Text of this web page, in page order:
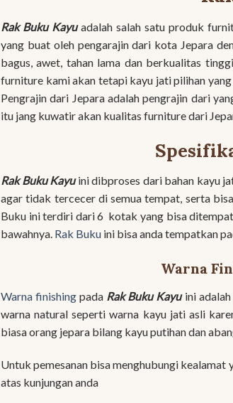
Rak Buku Kayuadalah salah satu produk
yang buat oleh pengarajin dari kota Jepara
bagus, awet, tahan lama dan berkualitas
furniture kami akan tetapi kayu jati pilihan
Pengrajin dari Jepara adalah pengrajin dari
itu jang kuwatir akan kualitas furniture dari
Rak Buku Kayuini dibproses dari bahan kayu
agar tidak tercecer di semua tempat, serta
Buku ini terdiri dari 6 kotak yang bisa
bawahnya. Rak Buku ini bisa anda tempatkan
Warna
Warna finishing pada Rak Buku Kayuini adalah
warna natural seperti warna kayu jati asli
biasa orang jepara bilang kayu putihan dan
Untuk pemesanan bisa menghubungi kealamat
atas kunjungan anda